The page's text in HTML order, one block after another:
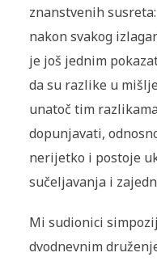
znanstvenih
nakon svakog
je još jednim
da su razlike u
unatoč tim
dopunjavati,
nerijetko i postoje
sučeljavanja i
Mi sudionici
dvodnevnim